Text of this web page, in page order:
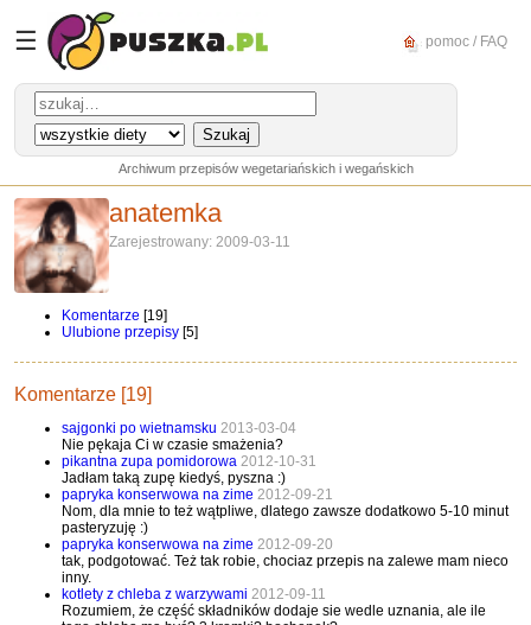
☰ pomoc / FAQ
Archiwum przepisów wegetariańskich i wegańskich
anatemka
Zarejestrowany: 2009-03-11
Komentarze [19]
Ulubione przepisy [5]
Komentarze [19]
sajgonki po wietnamsku 2013-03-04
Nie pękaja Ci w czasie smażenia?
pikantna zupa pomidorowa 2012-10-31
Jadłam taką zupę kiedyś, pyszna :)
papryka konserwowa na zime 2012-09-21
Nom, dla mnie to też wątpliwe, dlatego zawsze dodatkowo 5-10 minut
pasteryzuję :)
papryka konserwowa na zime 2012-09-20
tak, podgotować. Też tak robie, chociaz przepis na zalewe mam nieco
inny.
kotlety z chleba z warzywami 2012-09-11
Rozumiem, że część składników dodaje sie wedle uznania, ale ile